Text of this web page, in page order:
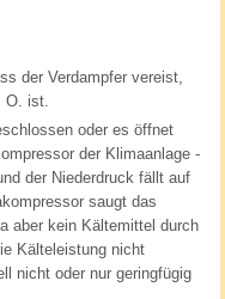
der Verdampfer vereist,
O. ist.
oder es öffnet
der Klimaanlage -
der Niederdruck fällt auf
saugt das
aber kein Kältemittel durch
Kälteleistung nicht
nicht oder nur geringfügig